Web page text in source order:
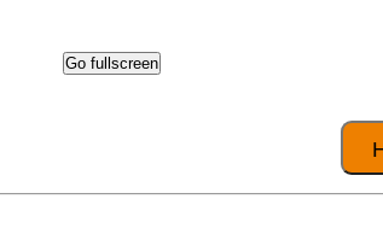
Go fullscreen